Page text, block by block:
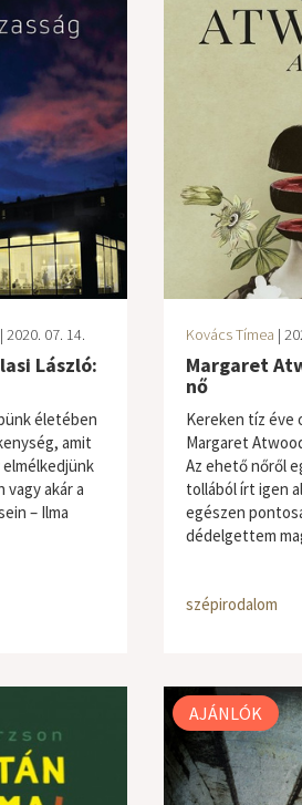
| 2020. 07. 14.
László:
életében
amit
vagy akár a
– Ilma
Kovács Tímea |
Margaret
nő
Kereken tíz éve
Margaret
Az ehető nőről
tollából írt igen
egészen
dédelgettem
szépirodalom
AJÁNLÓK